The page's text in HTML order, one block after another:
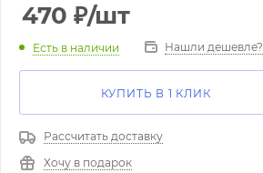
470 ₽/шт
Есть в наличии Нашли дешевле?
КУПИТЬ В 1 КЛИК
Рассчитать доставку
Хочу в подарок